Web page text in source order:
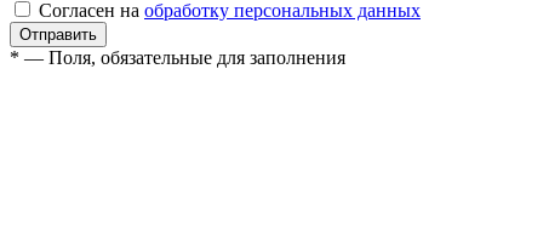
Согласен на обработку персональных данных
* — Поля, обязательные для заполнения